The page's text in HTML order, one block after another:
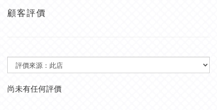
顧客評價
尚未有任何評價